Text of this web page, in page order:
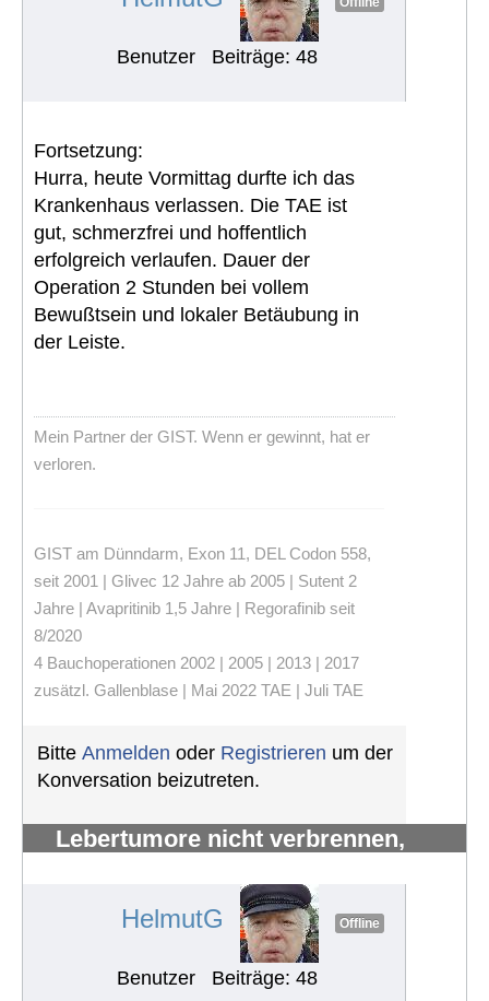
Benutzer Beiträge: 48
Fortsetzung:
Hurra, heute Vormittag durfte ich das
Krankenhaus verlassen. Die TAE ist
gut, schmerzfrei und hoffentlich
erfolgreich verlaufen. Dauer der
Operation 2 Stunden bei vollem
Bewußtsein und lokaler Betäubung in
der Leiste.
Mein Partner der GIST. Wenn er gewinnt, hat er
verloren.
GIST am Dünndarm, Exon 11, DEL Codon 558,
seit 2001 | Glivec 12 Jahre ab 2005 | Sutent 2
Jahre | Avapritinib 1,5 Jahre | Regorafinib seit
8/2020
4 Bauchoperationen 2002 | 2005 | 2013 | 2017
zusätzl. Gallenblase | Mai 2022 TAE | Juli TAE
Bitte Anmelden oder Registrieren um der
Konversation beizutreten.
Lebertumore nicht verbrennen,
HelmutG Offline
Benutzer Beiträge: 48